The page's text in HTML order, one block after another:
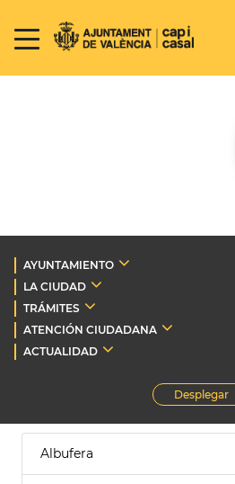
AYUNTAMIENTO
LA CIUDAD
TRÁMITES
ATENCIÓN CIUDADANA
ACTUALIDAD
Desplegar
Albufera